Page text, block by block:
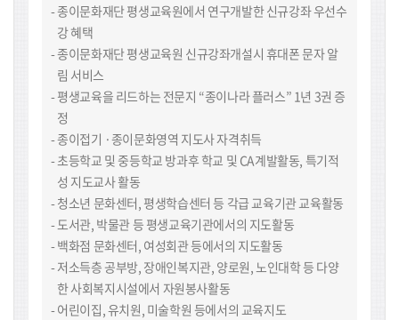
종이문화재단 평생교육원에서 연구개발한 신규강좌 우선수
강 혜택
종이문화재단 평생교육원 신규강좌개설시 휴대폰 문자 알
림 서비스
평생교육을 리드하는 전문지 “종이나라 플러스” 1년 3권 증
정
종이접기 ·종이문화영역 지도사 자격취득
초등학교 및 중등학교 방과후 학교 및 CA계발활동, 특기적
성 지도교사 활동
청소년 문화센터, 평생학습센터 등 각급 교육기관 교육활동
도서관, 박물관 등 평생교육기관에서의 지도활동
백화점 문화센터, 여성회관 등에서의 지도활동
저소득층 공부방, 장애인복지관, 양로원, 노인대학 등 다양
한 사회복지시설에서 자원봉사활동
어린이집, 유치원, 미술학원 등에서의 교육지도